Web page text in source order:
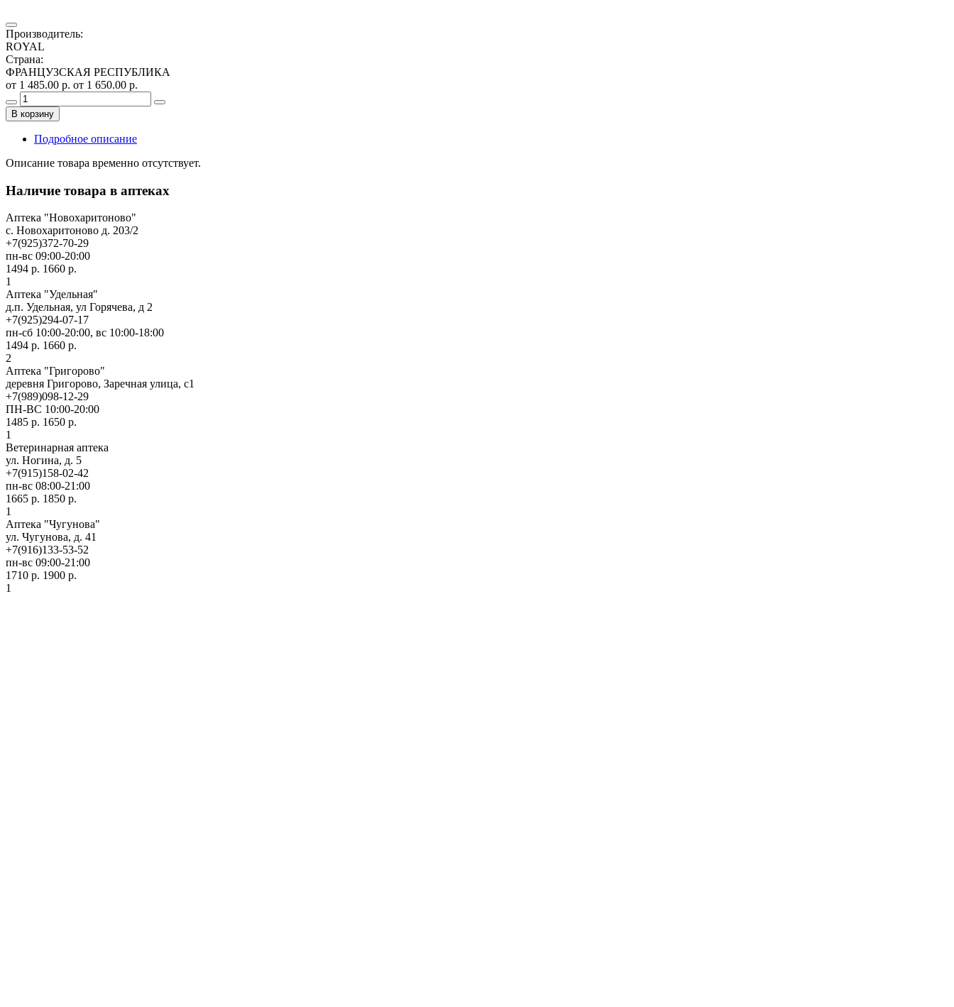
Производитель:
ROYAL
Страна:
ФРАНЦУЗСКАЯ РЕСПУБЛИКА
от 1 485.00 р. от 1 650.00 р.
В корзину
Подробное описание
Описание товара временно отсутствует.
Наличие товара в аптеках
Аптека "Новохаритоново"
c. Новохаритоново д. 203/2
+7(925)372-70-29
пн-вс 09:00-20:00
1494 р. 1660 р.
1
Аптека "Удельная"
д.п. Удельная, ул Горячева, д 2
+7(925)294-07-17
пн-сб 10:00-20:00, вс 10:00-18:00
1494 р. 1660 р.
2
Аптека "Григорово"
деревня Григорово, Заречная улица, с1
+7(989)098-12-29
ПН-ВС 10:00-20:00
1485 р. 1650 р.
1
Ветеринарная аптека
ул. Ногина, д. 5
+7(915)158-02-42
пн-вс 08:00-21:00
1665 р. 1850 р.
1
Аптека "Чугунова"
ул. Чугунова, д. 41
+7(916)133-53-52
пн-вс 09:00-21:00
1710 р. 1900 р.
1